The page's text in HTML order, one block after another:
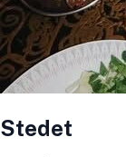
Stedet